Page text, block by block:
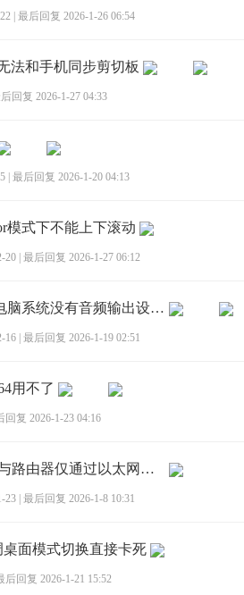
最后回复 2026-1-26 06:54
法和手机同步剪切板
回复 2026-1-27 04:33
最后回复 2026-1-20 04:13
模式下不能上下滚动
20 最后回复 2026-1-27 06:12
[BUG]投屏相关功能在电脑系统没有音频输出设备时无法工作
16 最后回复 2026-1-19 02:51
用不了
回复 2026-1-23 04:16
[建议]保留myui2的电脑与路由器仅通过以太网连接
23 最后回复 2026-1-8 10:31
面模式切换直接卡死
后回复 2026-1-21 15:52